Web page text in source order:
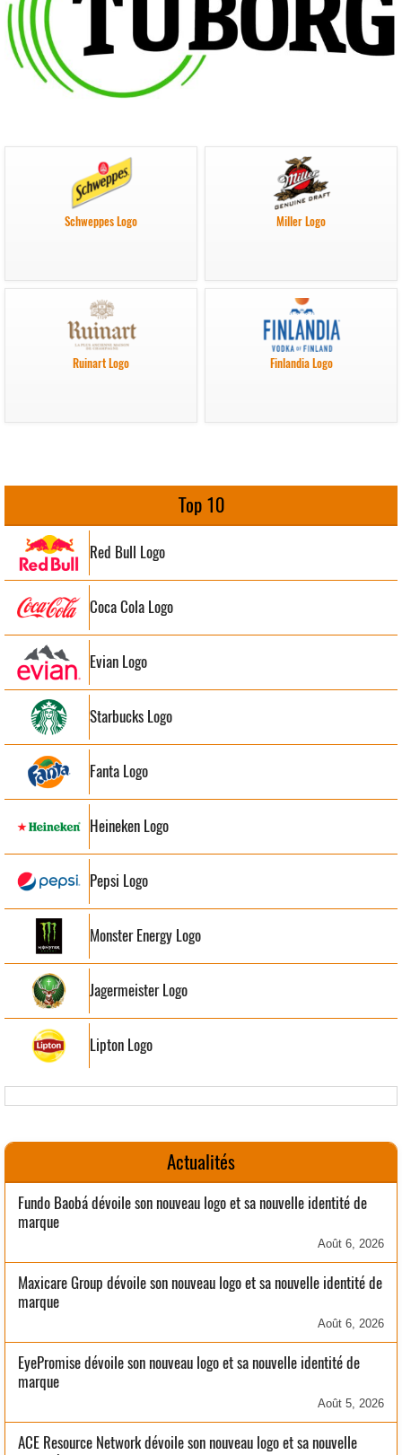
Schweppes Logo Miller Logo
Ruinart Logo Finlandia Logo
Top 10
Red Bull Logo
Coca Cola Logo
Evian Logo
Starbucks Logo
Fanta Logo
Heineken Logo
Pepsi Logo
Monster Energy Logo
Jagermeister Logo
Lipton Logo
Actualités
Fundo Baobá dévoile son nouveau logo et sa nouvelle identité de
marque
Août 6, 2026
Maxicare Group dévoile son nouveau logo et sa nouvelle identité de
marque
Août 6, 2026
EyePromise dévoile son nouveau logo et sa nouvelle identité de
marque
Août 5, 2026
ACE Resource Network dévoile son nouveau logo et sa nouvelle